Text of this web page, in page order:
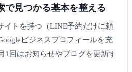
で見つかる基本を整える
イトを持つ（LINE予約だけに頼
ビジネスプロフィールを充
1回はお知らせやブログを更新す